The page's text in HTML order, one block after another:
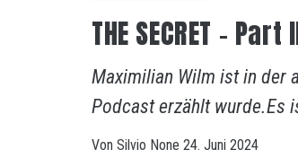
THE SECRET –
Maximilian Wilm ist in der
Podcast erzählt wurde.Es
Von Silvio None 24. Juni 2024